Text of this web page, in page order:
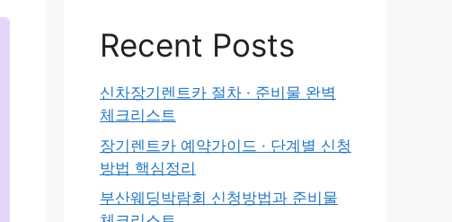
Recent Posts
신차장기렌트카 절차 · 준비물 완벽
체크리스트
장기렌트카 예약가이드 · 단계별 신청
방법 핵심정리
부산웨딩박람회 신청방법과 준비물